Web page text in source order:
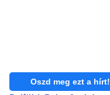
Oszd meg ezt a hírt!